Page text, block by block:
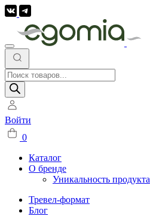
Поиск
товаров
Войти
0
Каталог
О бренде
Уникальность продукта
Тревел-формат
Блог